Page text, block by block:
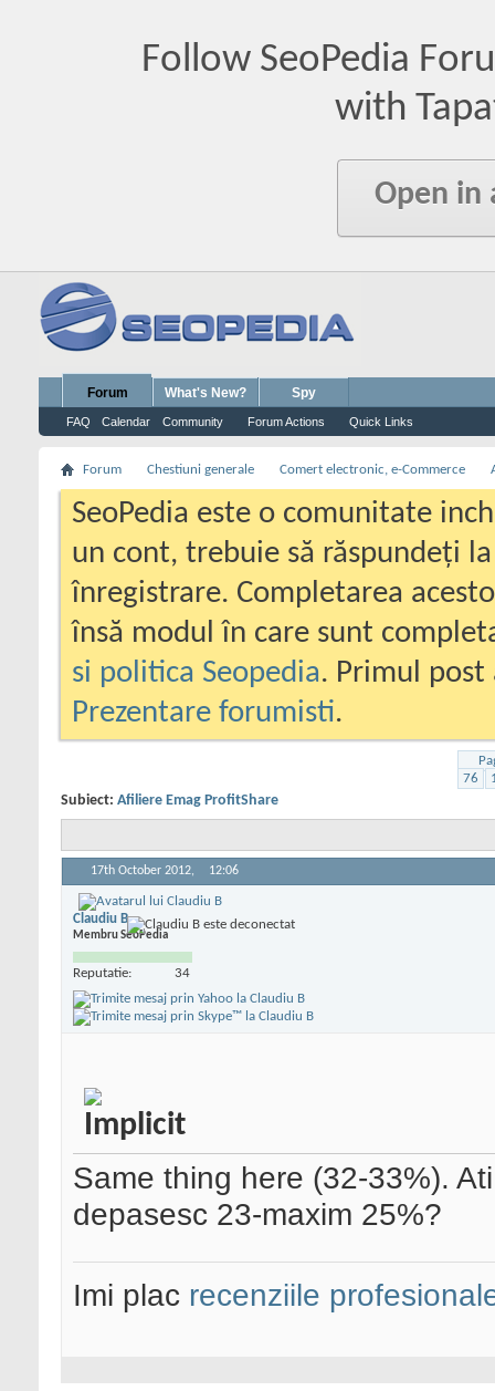
Follow SeoPedia
with
Open in
Forum
FAQ Calendar Community Forum Actions Quick Links
What's New? Spy
Forum Chestiuni generale Comert electronic, e-Commerce
SeoPedia este o comunitate
un cont, trebuie să răspundeți
înregistrare. Completarea
însă modul în care sunt
si politica Seopedia. Primul
Prezentare forumisti.
76
Subiect: Afiliere Emag ProfitShare
17th October 2012, 12:06
Claudiu B
Membru SeoPedia
Reputatie: 34
Same thing here (32-33%).
depasesc 23-maxim 25%?
Imi plac recenziile